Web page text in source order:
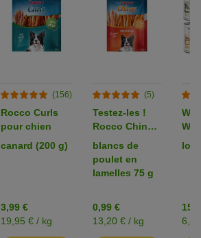
(156)
Rocco Curls
pour chien
canard (200 g)
3,99 €
19,95 € / kg
(5)
Testez-les !
Rocco Chings
Originals pour
chien
blancs de
poulet en
lamelles 75 g
0,99 €
13,20 € / kg
lot